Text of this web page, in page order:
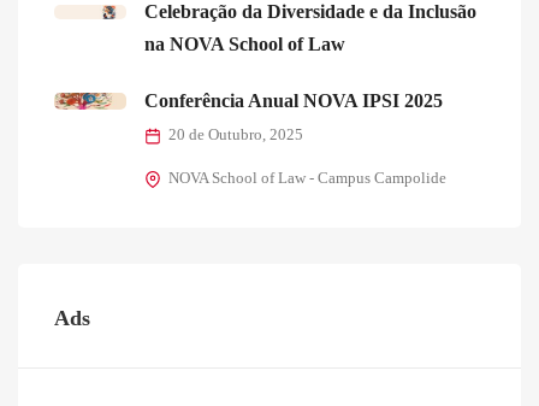
Celebração da Diversidade e da Inclusão
na NOVA School of Law
Conferência Anual NOVA IPSI 2025
20 de Outubro, 2025
NOVA School of Law - Campus Campolide
Ads